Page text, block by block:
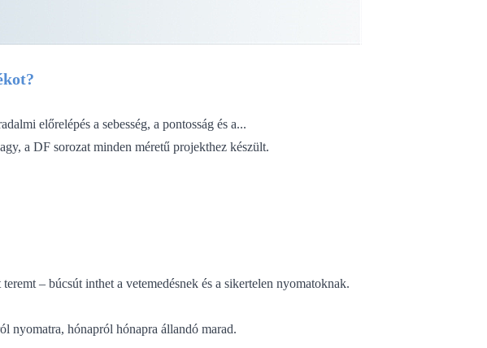
előrelépés a sebesség, a pontosság és a...
a DF sorozat minden méretű projekthez készült.
– búcsút inthet a vetemedésnek és a sikertelen nyomatoknak.
nyomatra, hónapról hónapra állandó marad.